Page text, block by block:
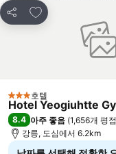
공유
즐겨찾기에 추가
3 성급호텔
Hotel Yeogiuhtte
8.4 아주 좋음 (1,656개 평점
강릉, 도심에서 6.2km